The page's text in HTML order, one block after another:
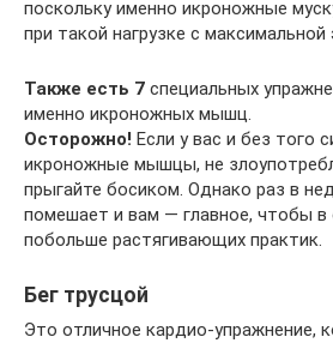
поскольку именно икроножные
при такой нагрузке с
Также есть 7 специальных
именно икроножных мышц.
Осторожно! Если у вас и без того
икроножные мышцы, не
прыгайте босиком. Однако раз в
помешает и вам — главное, чтобы
побольше растягивающих практик.
Бег трусцой
Это отличное кардио-упражнение,